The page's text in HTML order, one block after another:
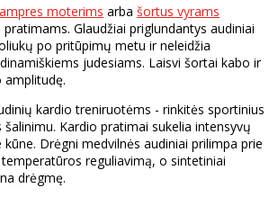
moterims arba šortus vyrams
Glaudžiai priglundantys audiniai
po pritūpimų metu ir neleidžia
judesiams. Laisvi šortai kabo ir
kardio treniruotėms - rinkitės sportinius
Kardio pratimai sukelia intensyvų
Drėgni medvilnės audiniai prilimpa prie
reguliavimą, o sintetiniai
drėgmę.